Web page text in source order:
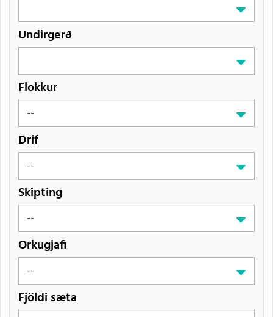
Undirgerð
Flokkur
Drif
Skipting
Orkugjafi
Fjöldi sæta